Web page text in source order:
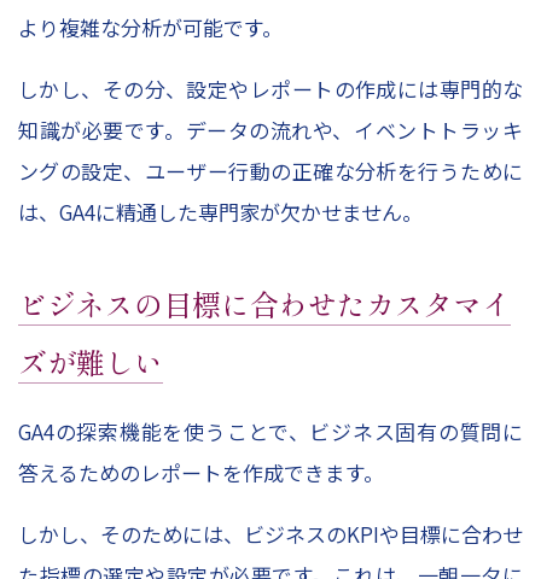
より複雑な分析が可能です。
しかし、その分、設定やレポートの作成には専門的な
知識が必要です。データの流れや、イベントトラッキ
ングの設定、ユーザー行動の正確な分析を行うために
は、GA4に精通した専門家が欠かせません。
ビジネスの目標に合わせたカスタマイ
ズが難しい
GA4の探索機能を使うことで、ビジネス固有の質問に
答えるためのレポートを作成できます。
しかし、そのためには、ビジネスのKPIや目標に合わせ